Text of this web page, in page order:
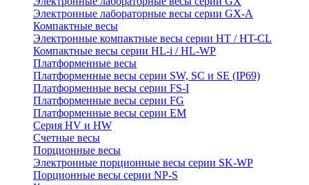
Электронные лабораторные весы серии GX-A
Компактные весы
Электронные компактные весы серии HT / HT-CL
Компактные весы серии HL-i / HL-WP
Платформенные весы
Платформенные весы серии SW, SC и SE (IP69)
Платформенные весы серии FS-I
Платформенные весы серии FG
Платформенные весы серии EM
Серия HV и HW
Счетные весы
Порционные весы
Электронные порционные весы серии SK-WP
Порционные весы серии NP-S